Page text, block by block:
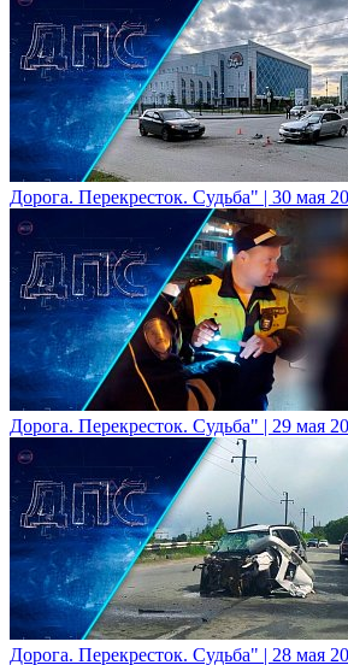
Дорога. Перекресток. Судьба" | 30 мая
Дорога. Перекресток. Судьба" | 29 мая
Дорога. Перекресток. Судьба" | 28 мая